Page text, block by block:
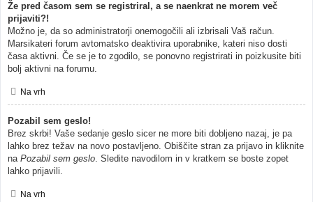
Že pred časom sem se registriral, a se naenkrat ne morem več
prijaviti?!
Možno je, da so administratorji onemogočili ali izbrisali Vaš račun.
Marsikateri forum avtomatsko deaktivira uporabnike, kateri niso dosti
časa aktivni. Če se je to zgodilo, se ponovno registrirati in poizkusite biti
bolj aktivni na forumu.
Na vrh
Pozabil sem geslo!
Brez skrbi! Vaše sedanje geslo sicer ne more biti dobljeno nazaj, je pa
lahko brez težav na novo postavljeno. Obiščite stran za prijavo in kliknite
na Pozabil sem geslo. Sledite navodilom in v kratkem se boste zopet
lahko prijavili.
Na vrh